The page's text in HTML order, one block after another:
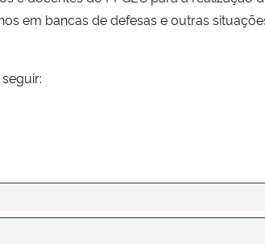
em bancas de defesas e outras